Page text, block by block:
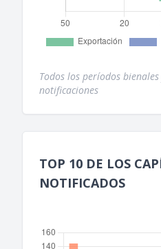
Todos los períodos
notificaciones
TOP 10 DE LOS
NOTIFICADOS